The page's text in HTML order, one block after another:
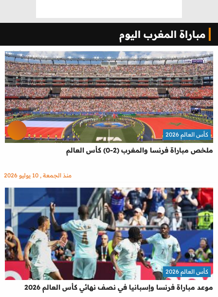
مباراة المغرب اليوم
ملخص مباراة فرنسا والمغرب (2-0) كأس العالم
كأس العالم 2026
منذ الجمعة , 10 يوليو 2026
موعد مباراة فرنسا وإسبانيا في نصف نهائي كأس العالم 2026
كأس العالم 2026